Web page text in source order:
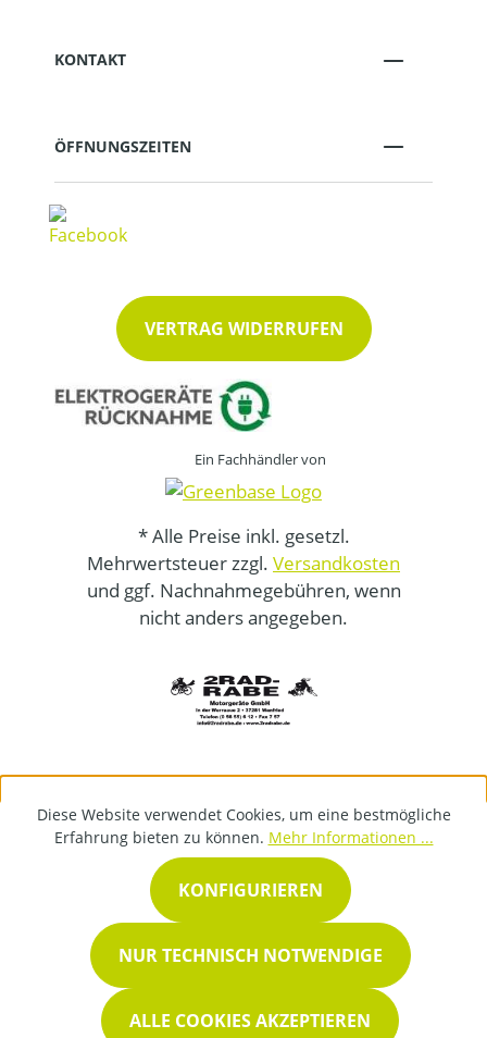
KONTAKT
ÖFFNUNGSZEITEN
VERTRAG WIDERRUFEN
Ein Fachhändler von
* Alle Preise inkl. gesetzl.
Mehrwertsteuer zzgl. Versandkosten
und ggf. Nachnahmegebühren, wenn
nicht anders angegeben.
Diese Website verwendet Cookies, um eine bestmögliche
Erfahrung bieten zu können. Mehr Informationen ...
NUR TECHNISCH NOTWENDIGE
KONFIGURIEREN
ALLE COOKIES AKZEPTIEREN